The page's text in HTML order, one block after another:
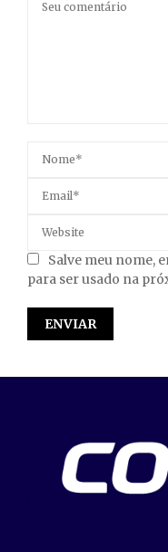
Salve meu nome,
para ser usado na